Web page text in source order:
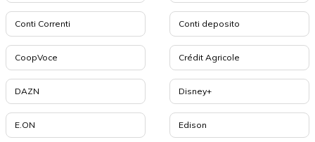
Conti Correnti Conti deposito
CoopVoce Crédit Agricole
DAZN Disney+
E.ON Edison